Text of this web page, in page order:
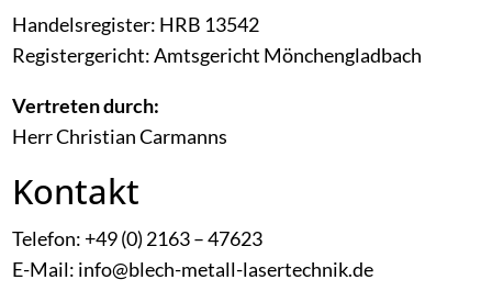
Handelsregister: HRB 13542
Registergericht: Amtsgericht Mönchengladbach
Vertreten durch:
Herr Christian Carmanns
Kontakt
Telefon: +49 (0) 2163 – 47623
E-Mail: info@blech-metall-lasertechnik.de